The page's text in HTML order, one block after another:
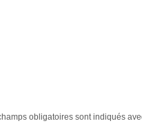
obligatoires sont indiqués